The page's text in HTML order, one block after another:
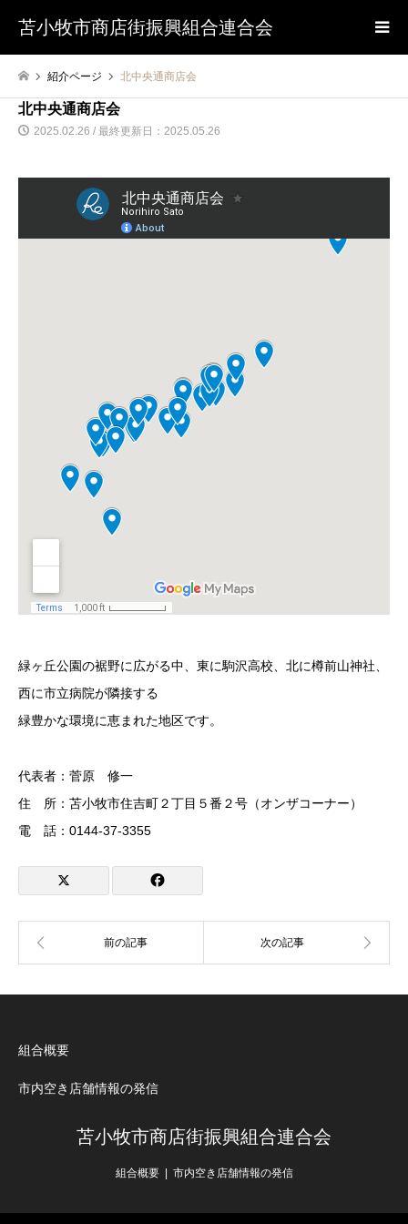
苫小牧市商店街振興組合連合会
紹介ページ 北中央通商店会
北中央通商店会
2025.02.26 / 最終更新日：2025.05.26
緑ヶ丘公園の裾野に広がる中、東に駒沢高校、北に樽前山神社、
西に市立病院が隣接する
緑豊かな環境に恵まれた地区です。
代表者：菅原 修一
住 所：苫小牧市住吉町２丁目５番２号（オンザコーナー）
電 話：0144-37-3355
組合概要
市内空き店舗情報の発信
苫小牧市商店街振興組合連合会
組合概要 市内空き店舗情報の発信